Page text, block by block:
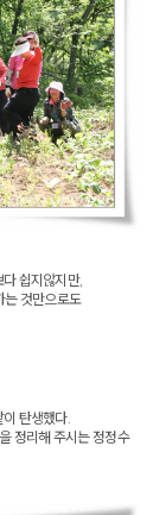
쉽지않지만,
는 것만으로도
탄생했다.
정리해 주시는 정정수